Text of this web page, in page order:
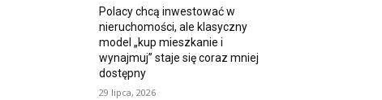
Polacy chcą inwestować w
nieruchomości, ale klasyczny
model „kup mieszkanie i
wynajmuj” staje się coraz mniej
dostępny
29 lipca, 2026